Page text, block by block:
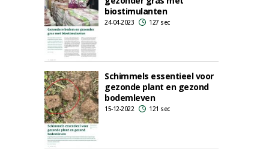
biostimulanten
24-04-2023 127 sec
Schimmels essentieel voor
gezonde plant en gezond
bodemleven
15-12-2022 121 sec